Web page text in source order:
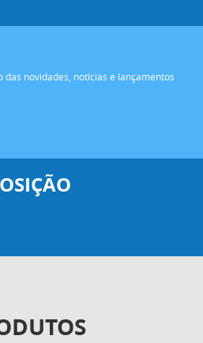
novidades, notícias e lançamentos